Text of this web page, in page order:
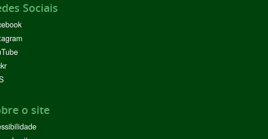
Sociais
o site